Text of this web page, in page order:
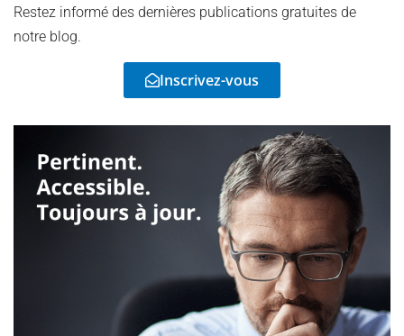
Restez informé des dernières publications gratuites de
notre blog.
Inscrivez-vous